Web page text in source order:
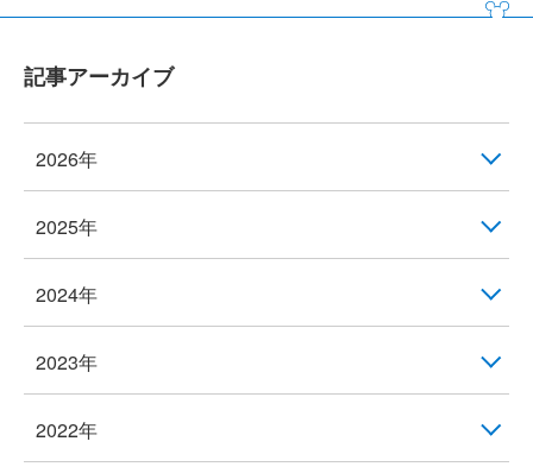
記事アーカイブ
2026年
2025年
2024年
2023年
2022年